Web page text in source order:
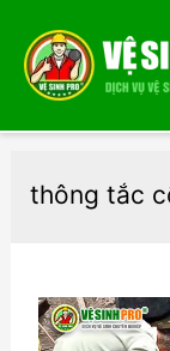
thông tắc